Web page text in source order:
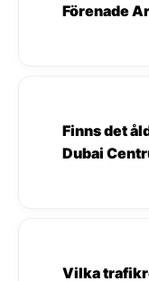
Förenade
Finns det
Dubai
Vilka